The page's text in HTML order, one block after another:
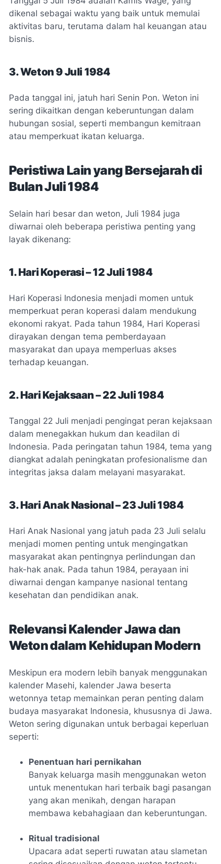
dikenal sebagai waktu yang baik untuk memulai
aktivitas baru, terutama dalam hal keuangan atau
bisnis.
3. Weton 9 Juli 1984
Pada tanggal ini, jatuh hari Senin Pon. Weton ini
sering dikaitkan dengan keberuntungan dalam
hubungan sosial, seperti membangun kemitraan
atau memperkuat ikatan keluarga.
Peristiwa Lain yang Bersejarah di
Bulan Juli 1984
Selain hari besar dan weton, Juli 1984 juga
diwarnai oleh beberapa peristiwa penting yang
layak dikenang:
1. Hari Koperasi – 12 Juli 1984
Hari Koperasi Indonesia menjadi momen untuk
memperkuat peran koperasi dalam mendukung
ekonomi rakyat. Pada tahun 1984, Hari Koperasi
dirayakan dengan tema pemberdayaan
masyarakat dan upaya memperluas akses
terhadap keuangan.
2. Hari Kejaksaan – 22 Juli 1984
Tanggal 22 Juli menjadi pengingat peran kejaksaan
dalam menegakkan hukum dan keadilan di
Indonesia. Pada peringatan tahun 1984, tema yang
diangkat adalah peningkatan profesionalisme dan
integritas jaksa dalam melayani masyarakat.
3. Hari Anak Nasional – 23 Juli 1984
Hari Anak Nasional yang jatuh pada 23 Juli selalu
menjadi momen penting untuk mengingatkan
masyarakat akan pentingnya perlindungan dan
hak-hak anak. Pada tahun 1984, perayaan ini
diwarnai dengan kampanye nasional tentang
kesehatan dan pendidikan anak.
Relevansi Kalender Jawa dan
Weton dalam Kehidupan Modern
Meskipun era modern lebih banyak menggunakan
kalender Masehi, kalender Jawa beserta
wetonnya tetap memainkan peran penting dalam
budaya masyarakat Indonesia, khususnya di Jawa.
Weton sering digunakan untuk berbagai keperluan
seperti:
Penentuan hari pernikahan
Banyak keluarga masih menggunakan weton
untuk menentukan hari terbaik bagi pasangan
yang akan menikah, dengan harapan
membawa kebahagiaan dan keberuntungan.
Ritual tradisional
Upacara adat seperti ruwatan atau slametan